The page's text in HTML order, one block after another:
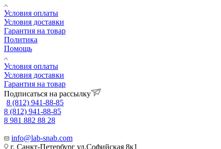
Условия оплаты
Условия доставки
Гарантия на товар
Политика
Помощь
Условия оплаты
Условия доставки
Гарантия на товар
Подписаться на рассылку
8 (812) 941-88-85
8 (812) 941-88-85
8 981 882 88 28
info@lab-snab.com
г. Санкт-Петербург ул.Софийская 8к1